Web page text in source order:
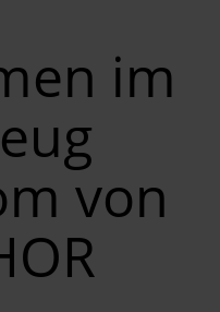
im
von